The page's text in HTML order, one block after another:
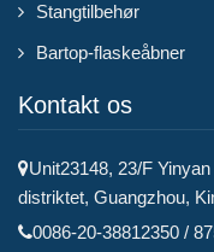
Stangtilbehør
Bartop-flaskeåbner
Kontakt os
Unit23148, 23/F
distriktet, Guangzhou,
0086-20-38812350 /